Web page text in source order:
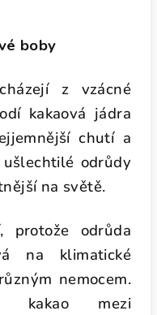
boby
z vzácné
kakaová jádra
chutí a
odrůdy
na světě.
protože odrůda
na klimatické
nemocem.
kakao mezi